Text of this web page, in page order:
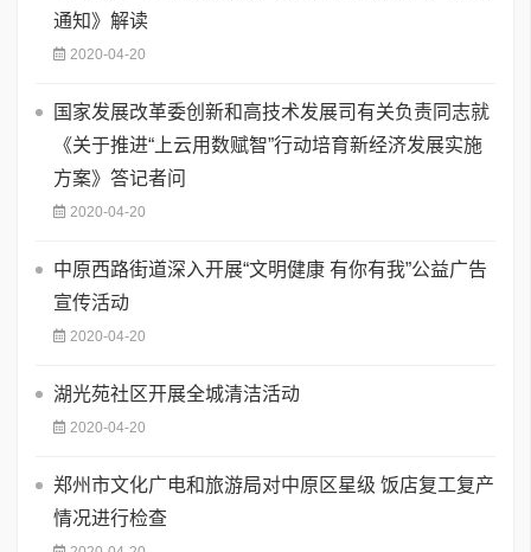
通知》解读
2020-04-20
国家发展改革委创新和高技术发展司有关负责同志就
《关于推进“上云用数赋智”行动培育新经济发展实施
方案》答记者问
2020-04-20
中原西路街道深入开展“文明健康 有你有我”公益广告
宣传活动
2020-04-20
湖光苑社区开展全城清洁活动
2020-04-20
郑州市文化广电和旅游局对中原区星级 饭店复工复产
情况进行检查